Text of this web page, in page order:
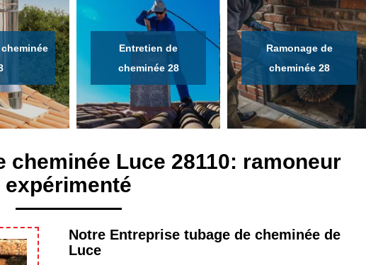
Entretien de
cheminée 28
Ramonage de
cheminée 28
cheminée Luce 28110: ramoneur
expérimenté
Notre Entreprise tubage de cheminée de
Luce